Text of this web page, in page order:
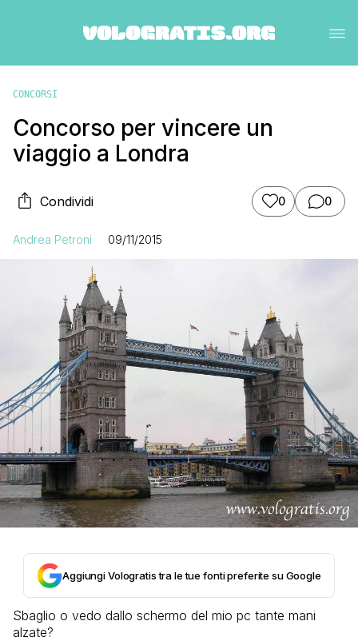
CONCORSI
Concorso per vincere un
viaggio a Londra
Condividi 0 0
Andrea Petroni 09/11/2015
Aggiungi Vologratis tra le tue fonti preferite su Google
Sbaglio o vedo dallo schermo del mio pc tante mani
alzate?